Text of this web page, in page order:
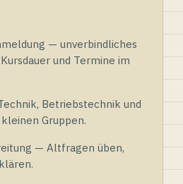
— unverbindliches
und Termine im
Betriebstechnik und
Gruppen.
— Altfragen üben,